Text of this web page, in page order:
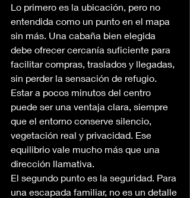
Lo primero es la ubicación, pero no
entendida como un punto en el mapa
sin más. Una cabaña bien elegida
debe ofrecer cercanía suficiente para
facilitar compras, traslados y llegadas,
sin perder la sensación de refugio.
Estar a pocos minutos del centro
puede ser una ventaja clara, siempre
que el entorno conserve silencio,
vegetación real y privacidad. Ese
equilibrio vale mucho más que una
dirección llamativa.
El segundo punto es la seguridad. Para
una escapada familiar, no es un detalle